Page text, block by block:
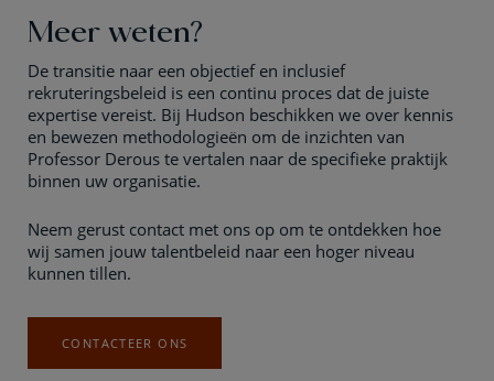
Meer weten?
De transitie naar een objectief en inclusief
rekruteringsbeleid is een continu proces dat de juiste
expertise vereist. Bij Hudson beschikken we over kennis
en bewezen methodologieën om de inzichten van
Professor Derous te vertalen naar de specifieke praktijk
binnen uw organisatie.
Neem gerust contact met ons op om te ontdekken hoe
wij samen jouw talentbeleid naar een hoger niveau
kunnen tillen.
CONTACTEER ONS